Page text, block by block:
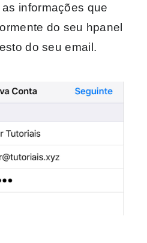
informações que
do seu hpanel
do seu email.